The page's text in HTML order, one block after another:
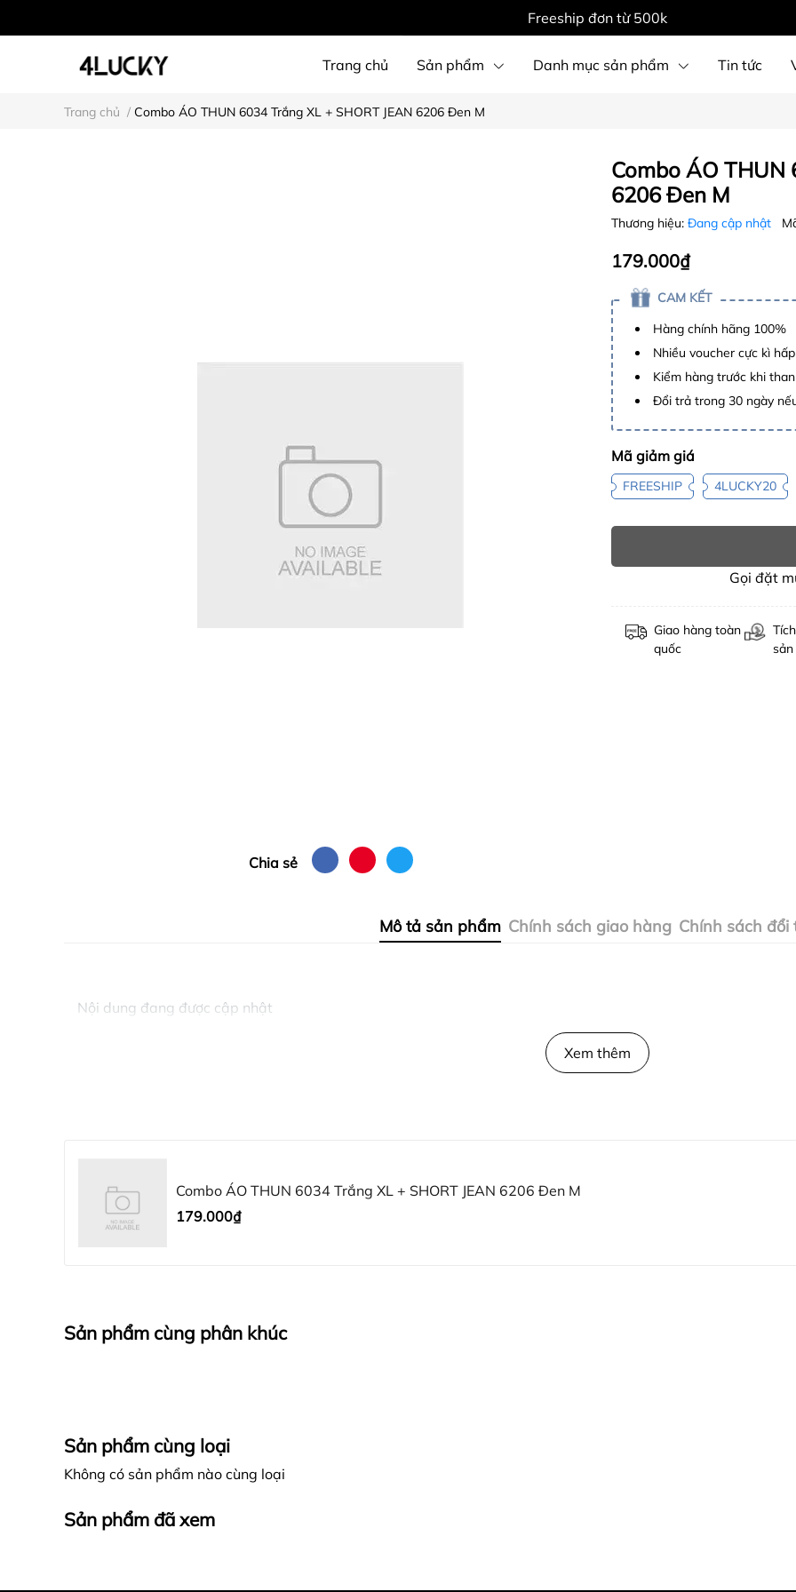
Freeship đơn từ 500k
Trang chủ Sản phẩm Danh mục sản phẩm Tin tức
Trang chủ / Combo ÁO THUN 6034 Trắng XL + SHORT JEAN 6206 Đen M
Chia sẻ
Combo ÁO THUN
6206 Đen M
Thương hiệu: Đang cập nhật
179.000₫
CAM KẾT
Hàng chính hãng 100%
Nhiều voucher cực kì
Kiểm hàng trước khi
Đổi trả trong 30 ngày
Mã giảm giá
FREESHIP 4LUCKY20
Gọi đặt
Giao hàng toàn
quốc
Mô tả sản phẩm Chính sách giao hàng Chính sách đổi
Nội dung đang được cập nhật
Xem thêm
Combo ÁO THUN 6034 Trắng XL + SHORT JEAN 6206 Đen M
179.000₫
Sản phẩm cùng phân khúc
Sản phẩm cùng loại
Không có sản phẩm nào cùng loại
Sản phẩm đã xem